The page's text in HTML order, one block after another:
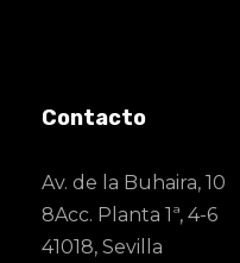
Contacto
Av. de la Buhaira, 10
8Acc. Planta 1ª, 4-6
41018, Sevilla